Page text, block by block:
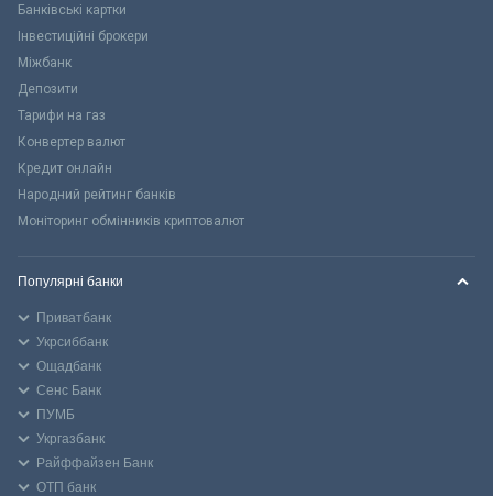
Банківські картки
Інвестиційні брокери
Міжбанк
Депозити
Тарифи на газ
Конвертер валют
Кредит онлайн
Народний рейтинг банків
Моніторинг обмінників криптовалют
Популярні банки
Приватбанк
Укрсиббанк
Ощадбанк
Сенс Банк
ПУМБ
Укргазбанк
Райффайзен Банк
ОТП банк